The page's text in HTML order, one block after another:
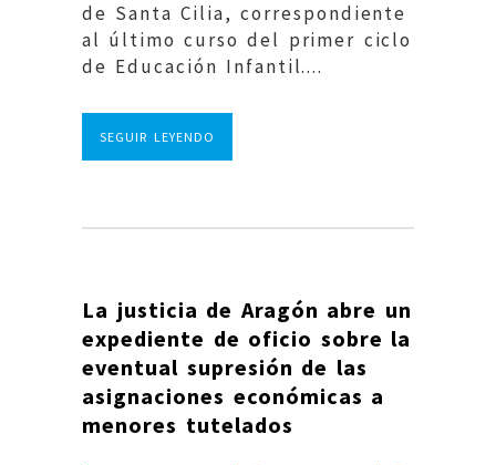
de Santa Cilia, correspondiente
al último curso del primer ciclo
de Educación Infantil....
SEGUIR LEYENDO
La justicia de Aragón abre un
expediente de oficio sobre la
eventual supresión de las
asignaciones económicas a
menores tutelados